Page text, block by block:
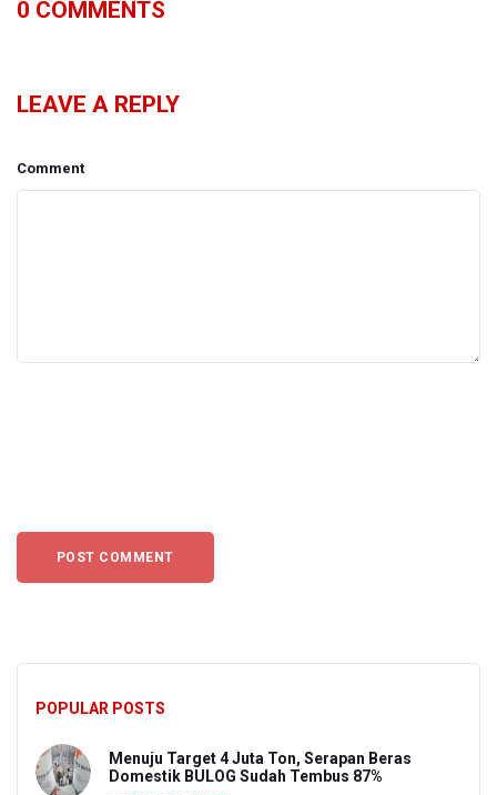
0 COMMENTS
LEAVE A REPLY
Comment
POPULAR POSTS
Menuju Target 4 Juta Ton, Serapan Beras
Domestik BULOG Sudah Tembus 87%